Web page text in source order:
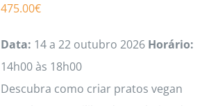
475.00€
Data: 14 a 22 outubro 2026 Horário:
14h00 às 18h00
Descubra como criar pratos vegan